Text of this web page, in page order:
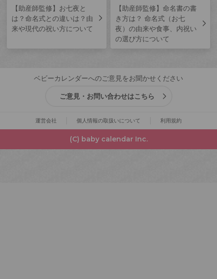
【助産師監修】お七夜と
は？命名式との違いは？由
来や現代の祝い方について
【助産師監修】命名書の書
き方は？ 命名式（お七
夜）の由来や食事、内祝い
の選び方について
ベビーカレンダーへのご意見をお聞かせください
ご意見・お問い合わせはこちら
運営会社 個人情報の取扱いについて 利用規約
(C) baby calendar Inc.